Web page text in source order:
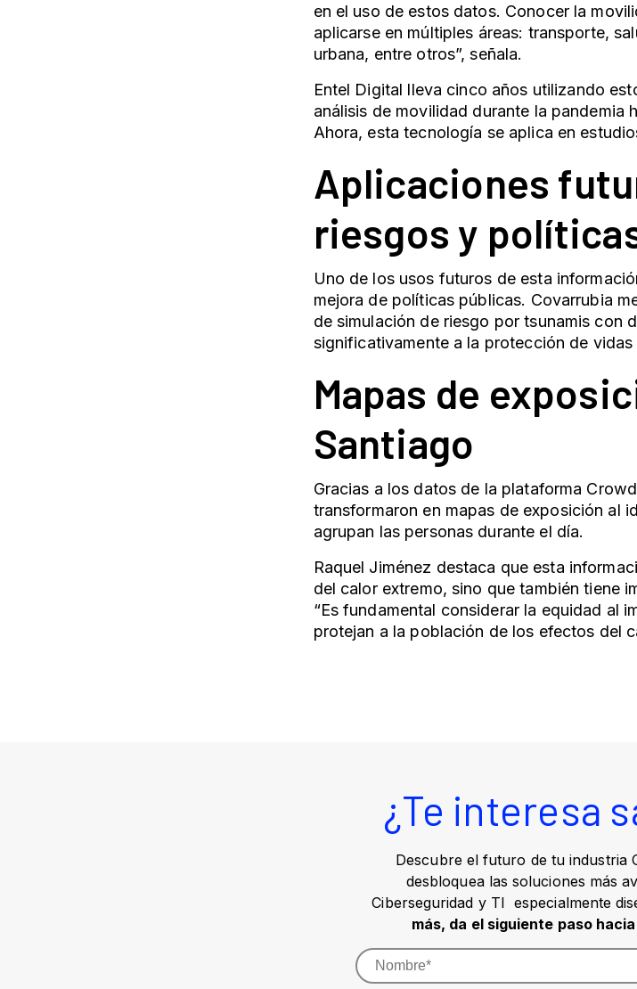
en el uso de estos datos. Conocer la
aplicarse en múltiples áreas: transporte,
urbana, entre otros”, señala.
Entel Digital lleva cinco años utilizando
análisis de movilidad durante la
Ahora, esta tecnología se aplica en
Aplicaciones
riesgos y
Uno de los usos futuros de esta
mejora de políticas públicas. Covarrubia
de simulación de riesgo por tsunamis con
significativamente a la protección de vidas
Mapas de
Santiago
Gracias a los datos de la plataforma
transformaron en mapas de exposición al
agrupan las personas durante el día.
Raquel Jiménez destaca que esta
del calor extremo, sino que también tiene
“Es fundamental considerar la equidad al
protejan a la población de los efectos del
¿Te interesa
Descubre el futuro de tu industria
desbloquea las soluciones más
Ciberseguridad y TI especialmente
más, da el siguiente paso